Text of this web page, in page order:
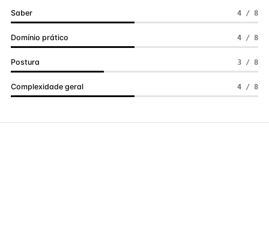
Saber 4 / 8
Domínio prático 4 / 8
Postura 3 / 8
Complexidade geral 4 / 8